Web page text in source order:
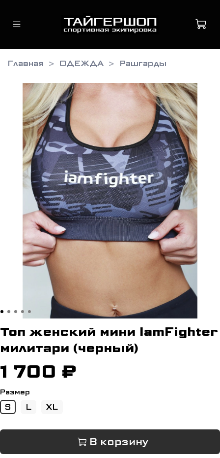
Главная ОДЕЖДА Рашгарды
Топ женский мини IamFighter
милитари (черный)
1 700 ₽
Размер
S L XL
В корзину